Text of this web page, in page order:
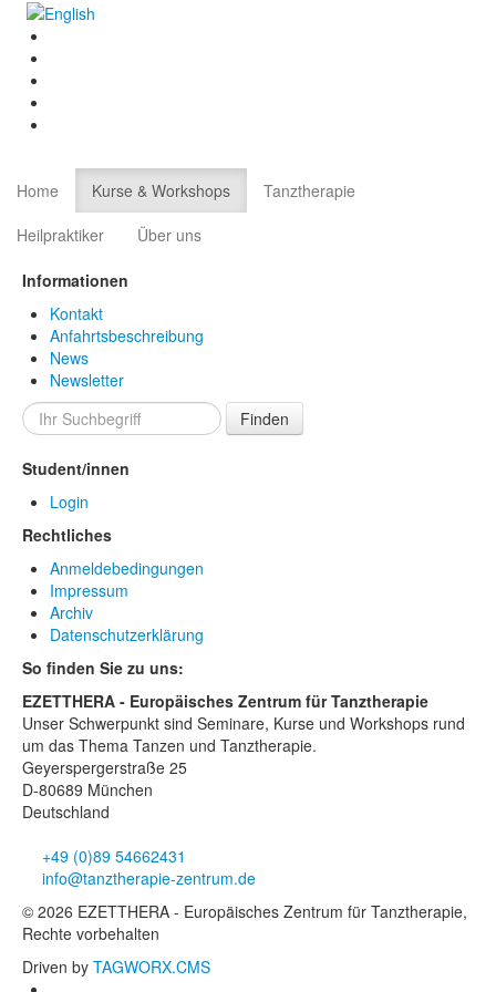
Home Kurse & Workshops
Tanztherapie
Heilpraktiker
Über uns
Informationen
Kontakt
Anfahrtsbeschreibung
News
Newsletter
Finden
Student/innen
Login
Rechtliches
Anmeldebedingungen
Impressum
Archiv
Datenschutzerklärung
So finden Sie zu uns:
EZETTHERA - Europäisches Zentrum für Tanztherapie
Unser Schwerpunkt sind Seminare, Kurse und Workshops rund
um das Thema Tanzen und Tanztherapie.
Geyerspergerstraße 25
D-80689 München
Deutschland
+49 (0)89 54662431
info@tanztherapie-zentrum.de
© 2026 EZETTHERA - Europäisches Zentrum für Tanztherapie,
Rechte vorbehalten
Driven by TAGWORX.CMS